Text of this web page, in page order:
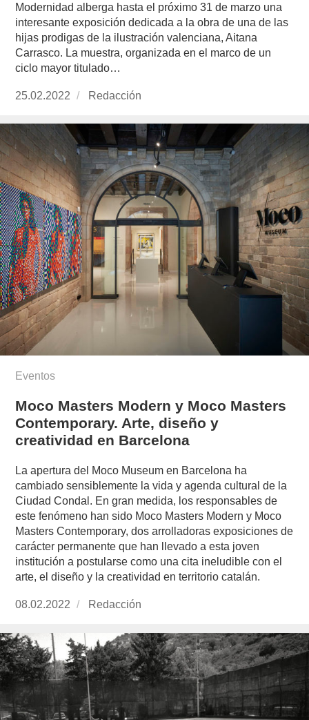
Modernidad alberga hasta el próximo 31 de marzo una
interesante exposición dedicada a la obra de una de las
hijas prodigas de la ilustración valenciana, Aitana
Carrasco. La muestra, organizada en el marco de un
ciclo mayor titulado…
Publicado
25.02.2022 https://www.experimenta.es/author/redaccion/
Redacción
Eventos
Moco Masters Modern y Moco Masters
Contemporary. Arte, diseño y
creatividad en Barcelona
La apertura del Moco Museum en Barcelona ha
cambiado sensiblemente la vida y agenda cultural de la
Ciudad Condal. En gran medida, los responsables de
este fenómeno han sido Moco Masters Modern y Moco
Masters Contemporary, dos arrolladoras exposiciones de
carácter permanente que han llevado a esta joven
institución a postularse como una cita ineludible con el
arte, el diseño y la creatividad en territorio catalán.
Publicado
08.02.2022 https://www.experimenta.es/author/redaccion/
Redacción